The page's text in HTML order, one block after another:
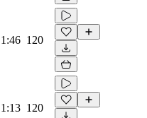
1:46 120
1:13 120